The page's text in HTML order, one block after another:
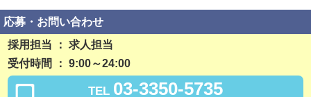
残業なし
稼ぎ方
日払い可
資格手当あり
応募・お問い合わせ
採用担当 ： 求人担当
受付時間 ： 9:00～24:00
TEL 03-3350-5735